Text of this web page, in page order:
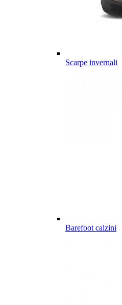
Scarpe invernali
Barefoot calzini